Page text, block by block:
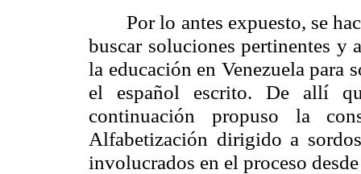
Por lo antes expuesto, se
buscar soluciones pertinentes y
la educación en Venezuela para
el español escrito. De allí
continuación propuso la
Alfabetización dirigido a
involucrados en el proceso